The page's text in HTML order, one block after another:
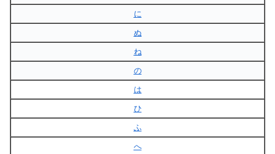
に
ぬ
ね
の
は
ひ
ふ
へ